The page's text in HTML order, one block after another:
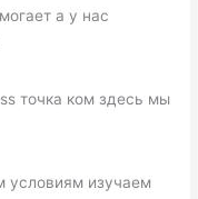
а у нас
точка ком здесь мы
условиям изучаем